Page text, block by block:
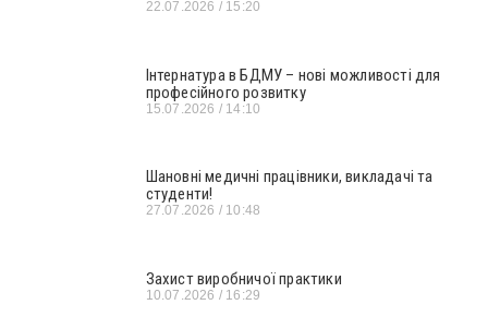
22.07.2026 15:20
Інтернатура в БДМУ – нові можливості для
професійного розвитку
15.07.2026 14:10
Шановні медичні працівники, викладачі та
студенти!
27.07.2026 10:48
Захист виробничої практики
10.07.2026 16:29